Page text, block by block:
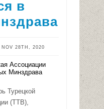
в
NOV 28TH, 2020
Турецкой
(TTB),